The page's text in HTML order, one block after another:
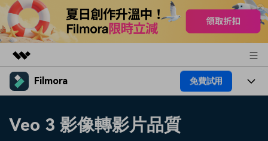
精選產品
實用工具
Filmora 免費試用
Veo 3 影像轉影片品質